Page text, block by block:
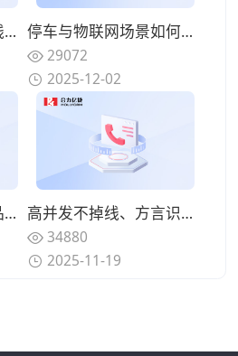
旅游高峰景区客服热线打不进？语音机器人 “溢出接管” 机制实操解析 停车与物联网场景如何接入AI语音机器人？车场查询与自助排障的可视化路径
29072
2025-12-02
不玩虚的！这家头部品牌都在用的语音机器人厂商效果实测过程一览！ 高并发不掉线、方言识别超精准：2025年智能语音机器人“实战尖兵”盘点
34880
2025-11-19